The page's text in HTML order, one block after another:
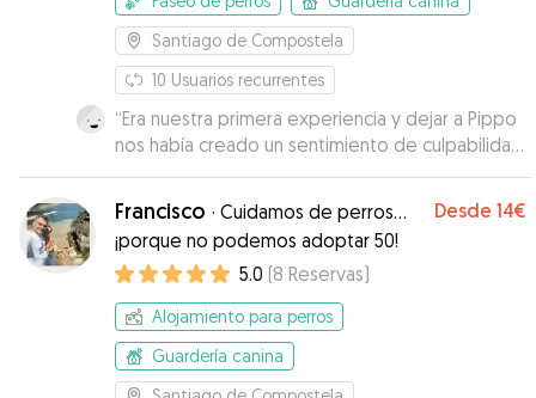
Santiago de Compostela
10 Usuarios recurrentes
“Era nuestra primera experiencia y dejar a Pippo
nos había creado un sentimiento de culpabilidad
y abandono muy grande, pero con las fotos y
vídeos que íbamos recibiendo nos sentíamos
cada vez más tranquilos. Cuando lo recogimos y
conocimos a Maria nos dimos cuenta de lo a
gusto que había estado y lo bien cuidado.
También gracias a su marido que nos recibió y
acompañó muy amablemente. Desde luego que
en caso de necesitarlo, repetiremos con ellos.
Gracias por todo”
Francisco · Cuidamos de perros…
¡porque no podemos adoptar 50!
Desde 14€
5.0 (8 Reservas)
Alojamiento para perros
Guardería canina